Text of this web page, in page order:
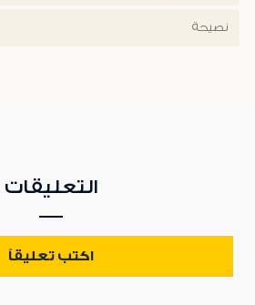
نصيحة
التعليقات
اكتب تعليقاً